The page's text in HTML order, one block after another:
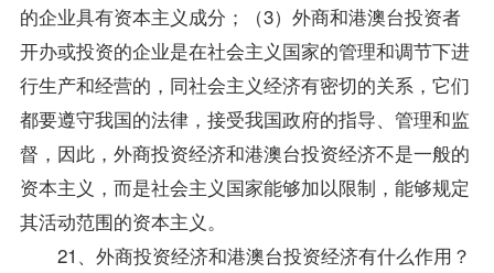
的企业具有资本主义成分；（3）外商和港澳台投资者
开办或投资的企业是在社会主义国家的管理和调节下进
行生产和经营的，同社会主义经济有密切的关系，它们
都要遵守我国的法律，接受我国政府的指导、管理和监
督，因此，外商投资经济和港澳台投资经济不是一般的
资本主义，而是社会主义国家能够加以限制，能够规定
其活动范围的资本主义。
21、外商投资经济和港澳台投资经济有什么作用？